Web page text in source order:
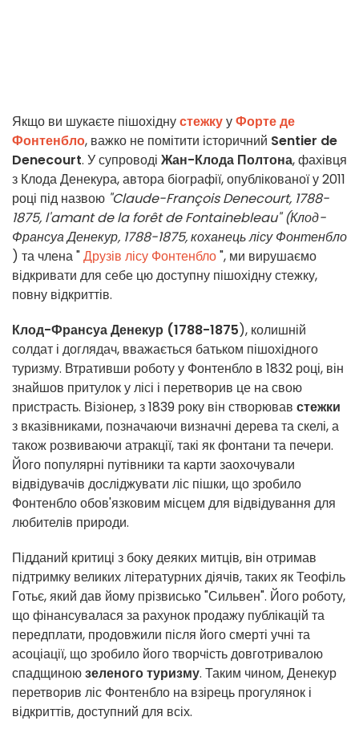
Якщо ви шукаєте пішохіднустежкууФорте де
Фонтенбло, важко не помітити історичний Sentier de
Denecourt. У супроводі Жан-Клода Полтона, фахівця
з Клода Денекура, автора біографії, опублікованої у 2011
році під назвою "Claude-François Denecourt, 1788-
1875, l'amant de la forêt de Fontainebleau" (Клод-
Франсуа Денекур, 1788-1875, коханець лісу Фонтенбло
) та члена "Друзів лісу Фонтенбло", ми вирушаємо
відкривати для себе цю доступну пішохідну стежку,
повну відкриттів.
Клод-Франсуа Денекур (1788-1875), колишній
солдат і доглядач, вважається батьком пішохідного
туризму. Втративши роботу у Фонтенбло в 1832 році, він
знайшов притулок у лісі і перетворив це на свою
пристрасть. Візіонер, з 1839 року він створював стежки
з вказівниками, позначаючи визначні дерева та скелі, а
також розвиваючи атракції, такі як фонтани та печери.
Його популярні путівники та карти заохочували
відвідувачів досліджувати ліс пішки, що зробило
Фонтенбло обов'язковим місцем для відвідування для
любителів природи.
Підданий критиці з боку деяких митців, він отримав
підтримку великих літературних діячів, таких як Теофіль
Готьє, який дав йому прізвисько "Сильвен". Його роботу,
що фінансувалася за рахунок продажу публікацій та
передплати, продовжили після його смерті учні та
асоціації, що зробило його творчість довготривалою
спадщиноюзеленого туризму. Таким чином, Денекур
перетворив ліс Фонтенбло на взірець прогулянок і
відкриттів, доступний для всіх.